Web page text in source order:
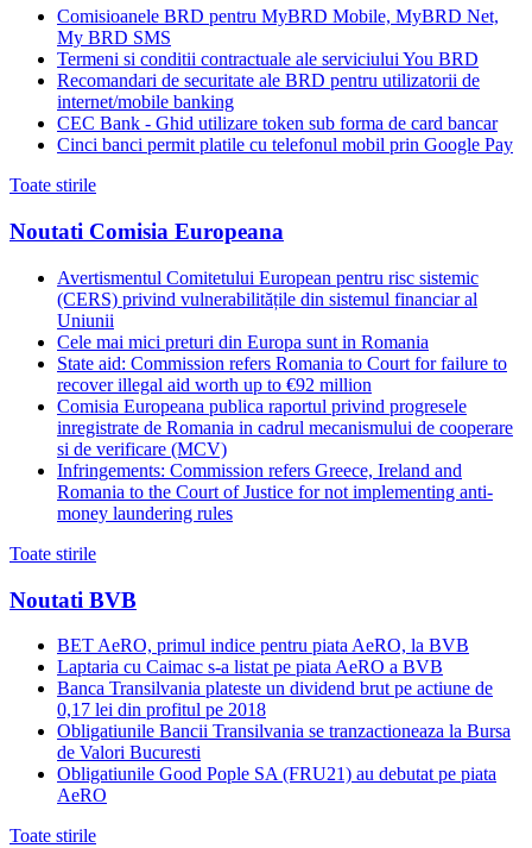
Comisioanele BRD pentru MyBRD Mobile, MyBRD Net,
My BRD SMS
Termeni si conditii contractuale ale serviciului You BRD
Recomandari de securitate ale BRD pentru utilizatorii de
internet/mobile banking
CEC Bank - Ghid utilizare token sub forma de card bancar
Cinci banci permit platile cu telefonul mobil prin Google Pay
Toate stirile
Noutati Comisia Europeana
Avertismentul Comitetului European pentru risc sistemic
(CERS) privind vulnerabilitățile din sistemul financiar al
Uniunii
Cele mai mici preturi din Europa sunt in Romania
State aid: Commission refers Romania to Court for failure to
recover illegal aid worth up to €92 million
Comisia Europeana publica raportul privind progresele
inregistrate de Romania in cadrul mecanismului de cooperare
si de verificare (MCV)
Infringements: Commission refers Greece, Ireland and
Romania to the Court of Justice for not implementing anti-
money laundering rules
Toate stirile
Noutati BVB
BET AeRO, primul indice pentru piata AeRO, la BVB
Laptaria cu Caimac s-a listat pe piata AeRO a BVB
Banca Transilvania plateste un dividend brut pe actiune de
0,17 lei din profitul pe 2018
Obligatiunile Bancii Transilvania se tranzactioneaza la Bursa
de Valori Bucuresti
Obligatiunile Good Pople SA (FRU21) au debutat pe piata
AeRO
Toate stirile